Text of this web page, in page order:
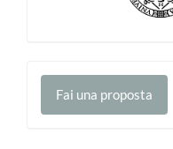
Fai
unaFai una proposta